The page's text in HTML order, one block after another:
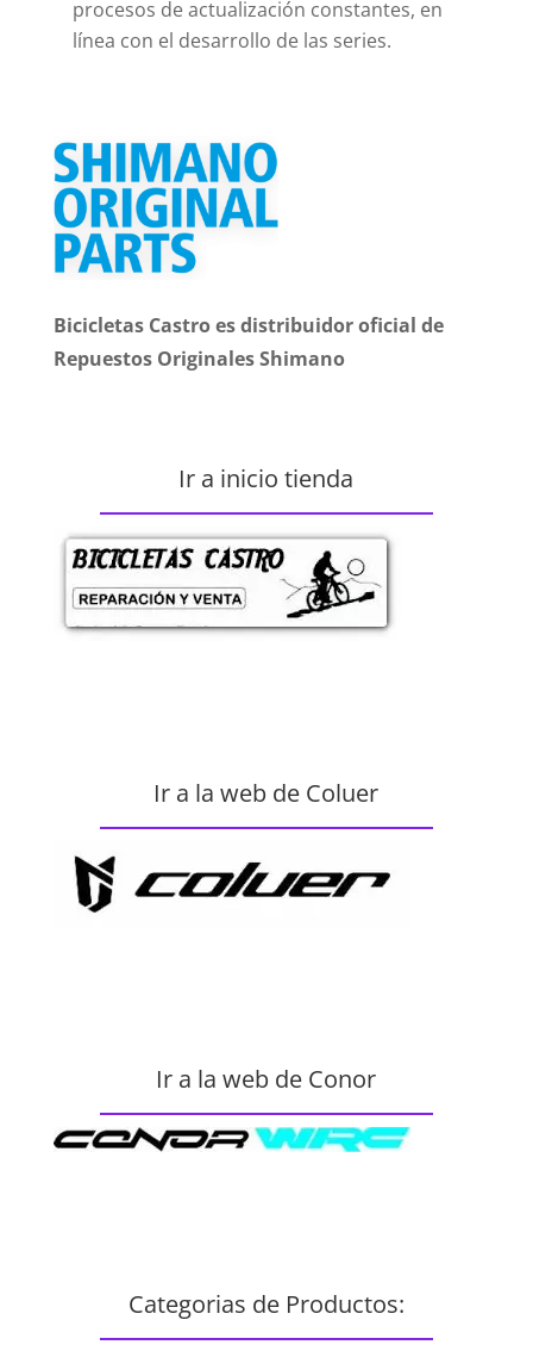
procesos de actualización constantes, en
línea con el desarrollo de las series.
Bicicletas Castro es distribuidor oficial de
Repuestos Originales Shimano
Ir a inicio tienda
Ir a la web de Coluer
Ir a la web de Conor
Categorias de Productos: